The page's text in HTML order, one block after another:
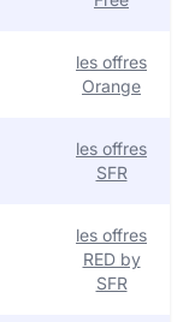
les offres
Orange
les offres
SFR
les offres
RED by
SFR